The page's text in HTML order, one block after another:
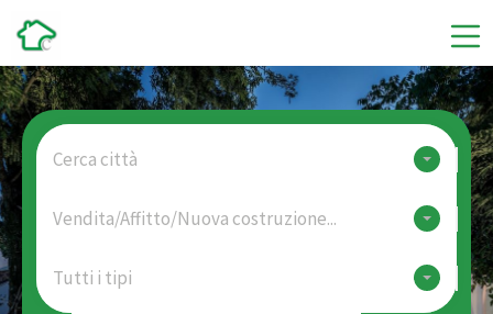
Cerca città
Vendita/Affitto/Nuova costruzione...
Tutti i tipi